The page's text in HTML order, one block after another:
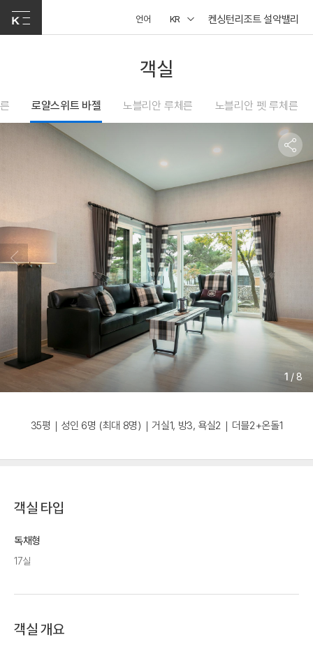
언어 KR 켄싱턴리조트 설악밸리
객실
로얄스위트 바젤 노블리안 루체른 노블리안 펫 루체른
1 /8
35평｜성인 6명 (최대 8명)｜거실1, 방3, 욕실2｜더블2+온돌1
객실 타입
독채형
17실
객실 개요